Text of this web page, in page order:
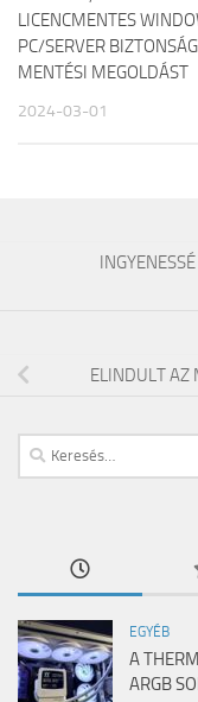
LICENCMENTES
PC/SERVER
MENTÉSI MEGOLDÁST
2024-03-01
ELINDULT AZ
Keresés:
EGYÉB
A
ARGB